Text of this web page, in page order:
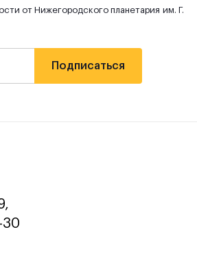
от Нижегородского планетария им. Г.
30‬